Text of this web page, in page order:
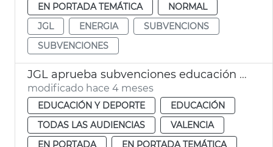
EN PORTADA TEMÁTICA
NORMAL
JGL
ENERGIA
SUBVENCIONS
SUBVENCIONES
JGL aprueba subvenciones educación infantil València
modificado hace 4 meses
EDUCACIÓN Y DEPORTE
EDUCACIÓN
TODAS LAS AUDIENCIAS
VALENCIA
EN PORTADA
EN PORTADA TEMÁTICA